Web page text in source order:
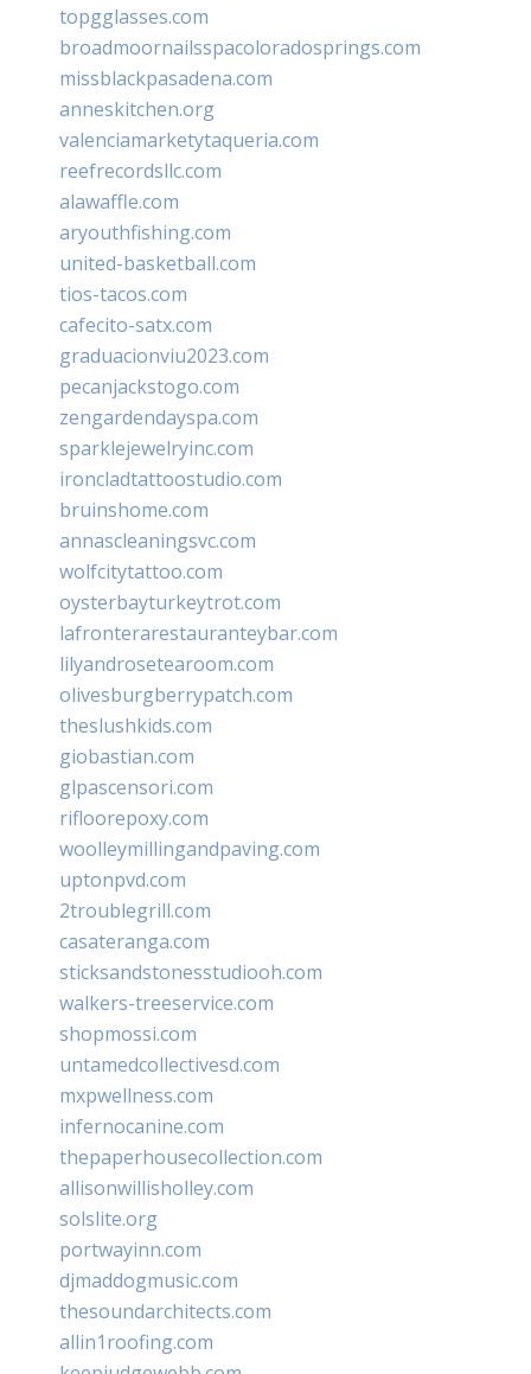
topgglasses.com
broadmoornailsspacoloradosprings.com
missblackpasadena.com
anneskitchen.org
valenciamarketytaqueria.com
reefrecordsllc.com
alawaffle.com
aryouthfishing.com
united-basketball.com
tios-tacos.com
cafecito-satx.com
graduacionviu2023.com
pecanjackstogo.com
zengardendayspa.com
sparklejewelryinc.com
ironcladtattoostudio.com
bruinshome.com
annascleaningsvc.com
wolfcitytattoo.com
oysterbayturkeytrot.com
lafronterarestauranteybar.com
lilyandrosetearoom.com
olivesburgberrypatch.com
theslushkids.com
giobastian.com
glpascensori.com
rifloorepoxy.com
woolleymillingandpaving.com
uptonpvd.com
2troublegrill.com
casateranga.com
sticksandstonesstudiooh.com
walkers-treeservice.com
shopmossi.com
untamedcollectivesd.com
mxpwellness.com
infernocanine.com
thepaperhousecollection.com
allisonwillisholley.com
solslite.org
portwayinn.com
djmaddogmusic.com
thesoundarchitects.com
allin1roofing.com